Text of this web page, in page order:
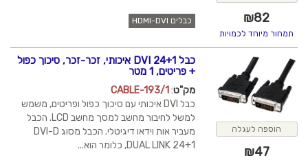
₪82
תמחור מיוחד לכמויות
כבלים HDMI-DVI
הוספה לעגלה
₪47
כבל DVI 24+1 איכותי, זכר-זכר, סיכוך כפול
+ פריטים, 1 מטר
מק"ט:
CABLE-193/1
כבל DVI איכותי עם סיכוך כפול ופריטים, משמש
למשל לחיבור מחשב למסך מחשב LCD. הכבל
מעביר אות וידאו דיגיטלי. הכבל מסוג DVI-D
DUAL LINK 24+1, כלומר הוא...